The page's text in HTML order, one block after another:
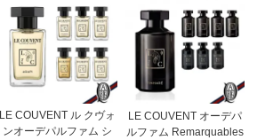
LE COUVENT ル クヴォ
ンオーデパルファム シ
LE COUVENT オーデパ
ルファム Remarquables